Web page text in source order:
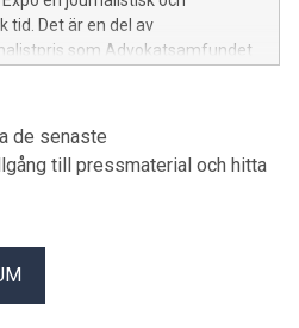
tid. Det är en del av
som Advokatsamfundet
de senaste
till pressmaterial och hitta